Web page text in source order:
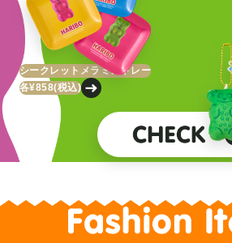
シークレットメラミントレー
各¥858(税込)